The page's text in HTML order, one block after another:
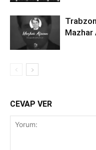
Mazhar
CEVAP VER